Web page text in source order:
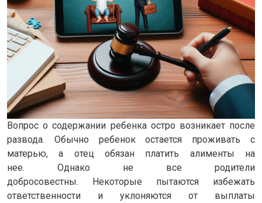
Вопрос о содержании ребенка остро возникает после
развода. Обычно ребенок остается проживать с
матерью, а отец обязан платить алименты на
нее. Однако не все родители
добросовестны. Некоторые пытаются избежать
ответственности и уклоняются от выплаты